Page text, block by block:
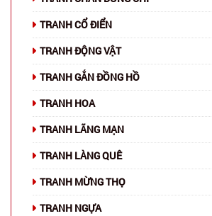
TRANH CỔ ĐIỂN
TRANH ĐỘNG VẬT
TRANH GẮN ĐỒNG HỒ
TRANH HOA
TRANH LÃNG MẠN
TRANH LÀNG QUÊ
TRANH MỪNG THỌ
TRANH NGỰA